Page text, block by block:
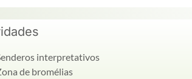
interpretativos
de bromélias